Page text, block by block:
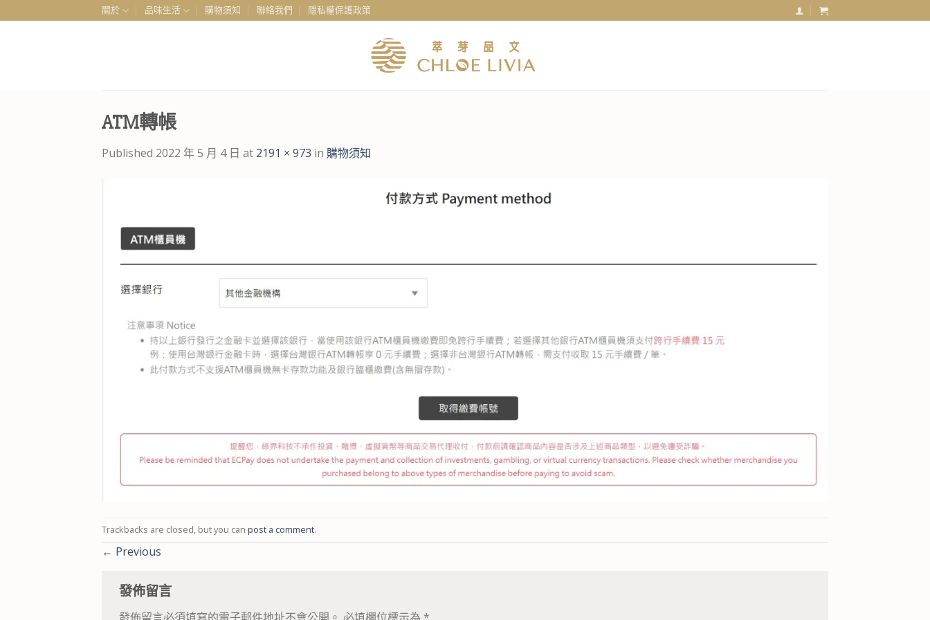
to
關於 品味生活 購物須知 聯絡我們 隱私權保護政策
ATM轉帳
Published 2022 年 5 月 4 日 at 2191 × 973 in 購物須知
Trackbacks are closed, but you can post a comment.
← Previous
發佈留言